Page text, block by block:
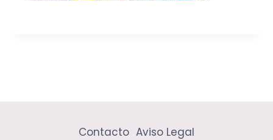
Contacto Aviso Legal